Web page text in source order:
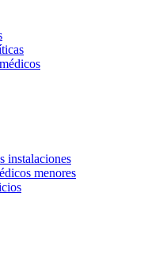
instalaciones
menores